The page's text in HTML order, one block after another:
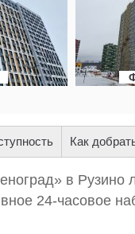
Как
в Рузино
24-часовое